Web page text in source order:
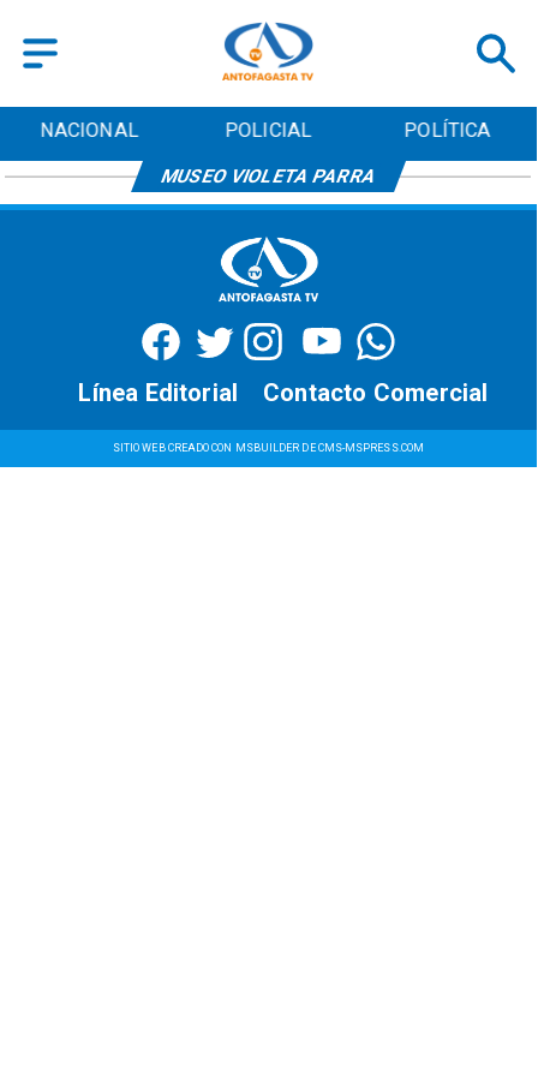
NACIONAL POLICIAL POLÍTICA
MUSEO VIOLETA PARRA
SITIO WEB CREADO CON MSBUILDER DE CMS-MSPRESS.COM
Contacto Comercial
Línea Editorial